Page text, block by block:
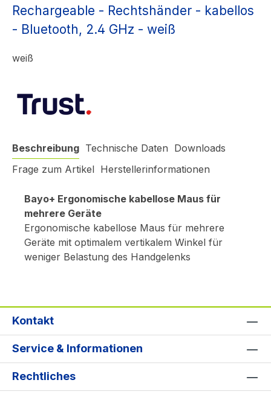
Rechargeable - Rechtshänder - kabellos
- Bluetooth, 2.4 GHz - weiß
weiß
Beschreibung Technische Daten Downloads
Frage zum Artikel Herstellerinformationen
Bayo+ Ergonomische kabellose Maus für
mehrere Geräte
Ergonomische kabellose Maus für mehrere
Geräte mit optimalem vertikalem Winkel für
weniger Belastung des Handgelenks
Kontakt
Service & Informationen
Rechtliches